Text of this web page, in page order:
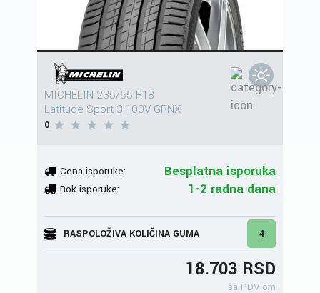
MICHELIN 235/55 R18
Latitude Sport 3 100V GRNX
0
Cena isporuke: Besplatna isporuka
Rok isporuke: 1-2 radna dana
RASPOLOŽIVA KOLIČINA GUMA 4
18.703 RSD
sa PDV-om